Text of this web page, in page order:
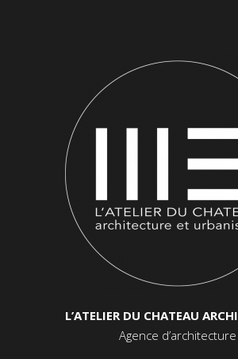
L’ATELIER DU CHATEAU
Agence d’architecture